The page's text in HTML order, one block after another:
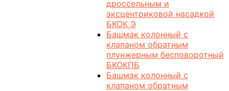
дроссельным и
эксцентриковой насадкой
БКОК Э
Башмак колонный с
клапаном обратным
плунжерным бесповоротный
БКОКПБ
Башмак колонный с
клапаном обратным